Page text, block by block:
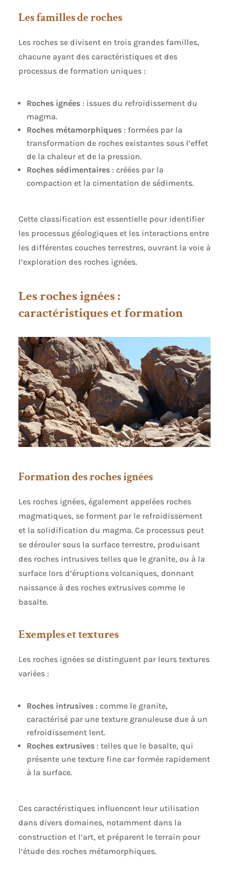
Les familles de roches
Les roches se divisent en trois grandes familles,
chacune ayant des caractéristiques et des
processus de formation uniques :
Roches ignées: issues du refroidissement du
magma.
Roches métamorphiques: formées par la
transformation de roches existantes sous l’effet
de la chaleur et de la pression.
Roches sédimentaires: créées par la
compaction et la cimentation de sédiments.
Cette classification est essentielle pour identifier
les processus géologiques et les interactions entre
les différentes couches terrestres, ouvrant la voie à
l’exploration des roches ignées.
Les roches ignées :
caractéristiques et formation
Formation des roches ignées
Les roches ignées, également appelées roches
magmatiques, se forment par le refroidissement
et la solidification du magma. Ce processus peut
se dérouler sous la surface terrestre, produisant
des roches intrusives telles que le granite, ou à la
surface lors d’éruptions volcaniques, donnant
naissance à des roches extrusives comme le
basalte.
Exemples et textures
Les roches ignées se distinguent par leurs textures
variées :
Roches intrusives: comme le granite,
caractérisé par une texture granuleuse due à un
refroidissement lent.
Roches extrusives: telles que le basalte, qui
présente une texture fine car formée rapidement
à la surface.
Ces caractéristiques influencent leur utilisation
dans divers domaines, notamment dans la
construction et l’art, et préparent le terrain pour
l’étude des roches métamorphiques.